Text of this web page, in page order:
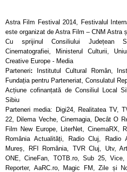
Astra Film Festival 2014, Festivalul
este organizat de Astra Film – CNM Astra
Cu sprijinul Consiliului Județean
Cinematografiei, Ministerul Culturii,
Creative Europe - Media
Parteneri: Institutul Cultural Român,
Fundația pentru Parteneriat, Consulatul
Acțiune cofinanțată de Consiliul Local
Sibiu
Parteneri media: Digi24, Realitatea TV,
22, Dilema Veche, Cinemagia, Decât O
Film New Europe, LiterNet, CinemaRX,
România Actualități, Radio Cluj, Radio
Mureș, RFI România, TVR Cluj, Utv,
ONE, CineFan, TOTB.ro, Sub 25,
Reporter, AaRC.ro, Magic FM, Zile și